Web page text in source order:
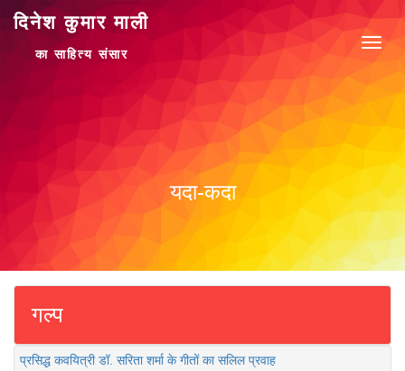
दिनेश कुमार माली
का साहित्य संसार
यदा-कदा
गल्प
प्रसिद्ध कवयित्री डॉ. सरिता शर्मा के गीतों का सलिल प्रवाह